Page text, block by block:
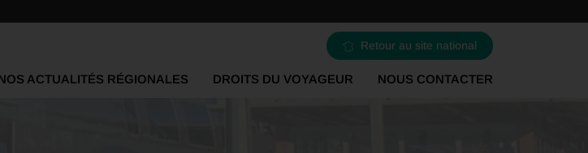
Retour au site national
ACTUALITÉS RÉGIONALES DROITS DU VOYAGEUR NOUS CONTACTER